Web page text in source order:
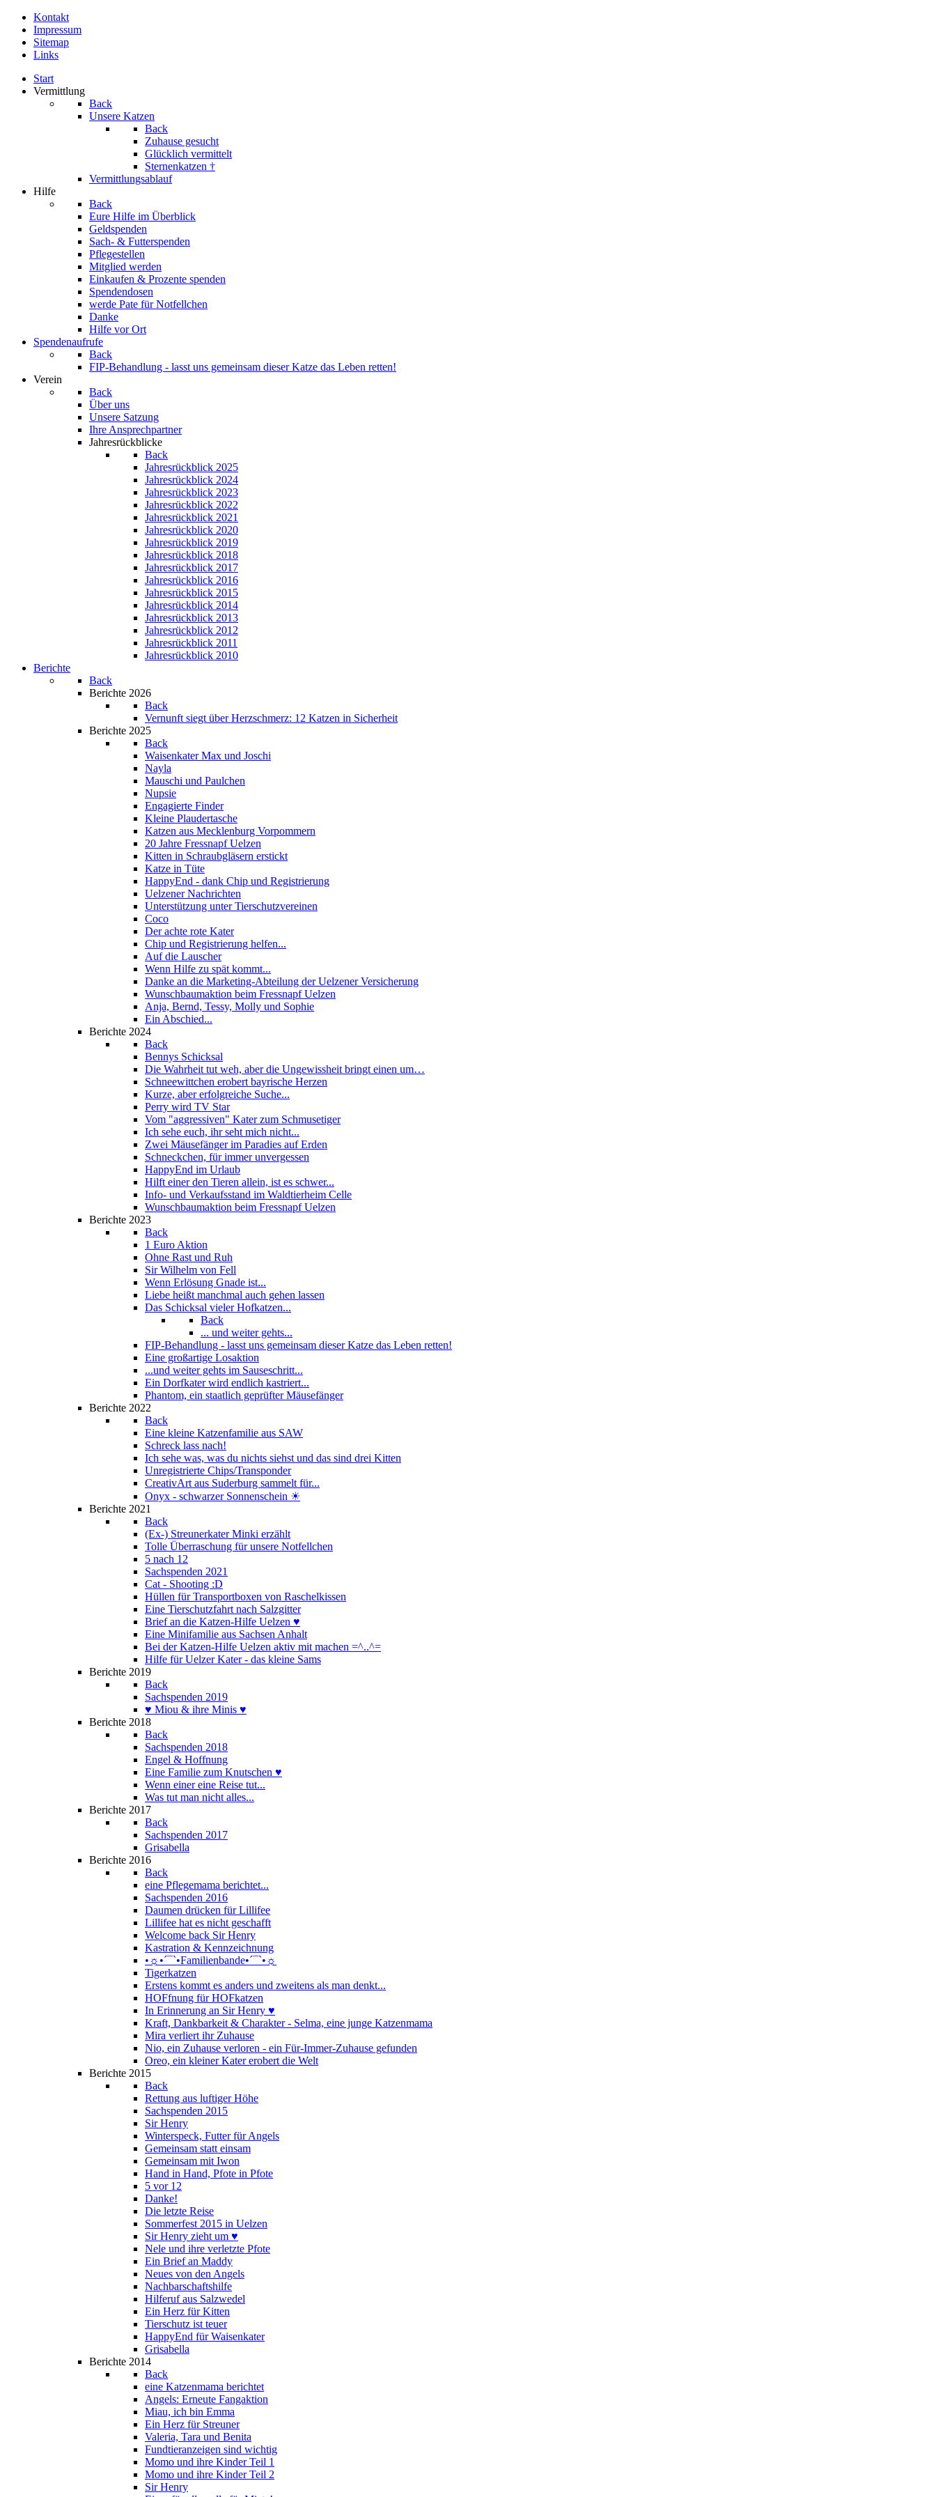
Kontakt
Impressum
Sitemap
Links
Start
Vermittlung
Back
Unsere Katzen
Back
Zuhause gesucht
Glücklich vermittelt
Sternenkatzen †
Vermittlungsablauf
Hilfe
Back
Eure Hilfe im Überblick
Geldspenden
Sach- & Futterspenden
Pflegestellen
Mitglied werden
Einkaufen & Prozente spenden
Spendendosen
werde Pate für Notfellchen
Danke
Hilfe vor Ort
Spendenaufrufe
Back
FIP-Behandlung - lasst uns gemeinsam dieser Katze das Leben retten!
Verein
Back
Über uns
Unsere Satzung
Ihre Ansprechpartner
Jahresrückblicke
Back
Jahresrückblick 2025
Jahresrückblick 2024
Jahresrückblick 2023
Jahresrückblick 2022
Jahresrückblick 2021
Jahresrückblick 2020
Jahresrückblick 2019
Jahresrückblick 2018
Jahresrückblick 2017
Jahresrückblick 2016
Jahresrückblick 2015
Jahresrückblick 2014
Jahresrückblick 2013
Jahresrückblick 2012
Jahresrückblick 2011
Jahresrückblick 2010
Berichte
Back
Berichte 2026
Back
Vernunft siegt über Herzschmerz: 12 Katzen in Sicherheit
Berichte 2025
Back
Waisenkater Max und Joschi
Nayla
Mauschi und Paulchen
Nupsie
Engagierte Finder
Kleine Plaudertasche
Katzen aus Mecklenburg Vorpommern
20 Jahre Fressnapf Uelzen
Kitten in Schraubgläsern erstickt
Katze in Tüte
HappyEnd - dank Chip und Registrierung
Uelzener Nachrichten
Unterstützung unter Tierschutzvereinen
Coco
Der achte rote Kater
Chip und Registrierung helfen...
Auf die Lauscher
Wenn Hilfe zu spät kommt...
Danke an die Marketing-Abteilung der Uelzener Versicherung
Wunschbaumaktion beim Fressnapf Uelzen
Anja, Bernd, Tessy, Molly und Sophie
Ein Abschied...
Berichte 2024
Back
Bennys Schicksal
Die Wahrheit tut weh, aber die Ungewissheit bringt einen um…
Schneewittchen erobert bayrische Herzen
Kurze, aber erfolgreiche Suche...
Perry wird TV Star
Vom "aggressiven" Kater zum Schmusetiger
Ich sehe euch, ihr seht mich nicht...
Zwei Mäusefänger im Paradies auf Erden
Schneckchen, für immer unvergessen
HappyEnd im Urlaub
Hilft einer den Tieren allein, ist es schwer...
Info- und Verkaufsstand im Waldtierheim Celle
Wunschbaumaktion beim Fressnapf Uelzen
Berichte 2023
Back
1 Euro Aktion
Ohne Rast und Ruh
Sir Wilhelm von Fell
Wenn Erlösung Gnade ist...
Liebe heißt manchmal auch gehen lassen
Das Schicksal vieler Hofkatzen...
Back
... und weiter gehts...
FIP-Behandlung - lasst uns gemeinsam dieser Katze das Leben retten!
Eine großartige Losaktion
...und weiter gehts im Sauseschritt...
Ein Dorfkater wird endlich kastriert...
Phantom, ein staatlich geprüfter Mäusefänger
Berichte 2022
Back
Eine kleine Katzenfamilie aus SAW
Schreck lass nach!
Ich sehe was, was du nichts siehst und das sind drei Kitten
Unregistrierte Chips/Transponder
CreativArt aus Suderburg sammelt für...
Onyx - schwarzer Sonnenschein ☀
Berichte 2021
Back
(Ex-) Streunerkater Minki erzählt
Tolle Überraschung für unsere Notfellchen
5 nach 12
Sachspenden 2021
Cat - Shooting :D
Hüllen für Transportboxen von Raschelkissen
Eine Tierschutzfahrt nach Salzgitter
Brief an die Katzen-Hilfe Uelzen ♥
Eine Minifamilie aus Sachsen Anhalt
Bei der Katzen-Hilfe Uelzen aktiv mit machen =^..^=
Hilfe für Uelzer Kater - das kleine Sams
Berichte 2019
Back
Sachspenden 2019
♥ Miou & ihre Minis ♥
Berichte 2018
Back
Sachspenden 2018
Engel & Hoffnung
Eine Familie zum Knutschen ♥
Wenn einer eine Reise tut...
Was tut man nicht alles...
Berichte 2017
Back
Sachspenden 2017
Grisabella
Berichte 2016
Back
eine Pflegemama berichtet...
Sachspenden 2016
Daumen drücken für Lillifee
Lillifee hat es nicht geschafft
Welcome back Sir Henry
Kastration & Kennzeichnung
•☼•´¯`•Familienbande•´¯`•☼
Tigerkatzen
Erstens kommt es anders und zweitens als man denkt...
HOFfnung für HOFkatzen
In Erinnerung an Sir Henry ♥
Kraft, Dankbarkeit & Charakter - Selma, eine junge Katzenmama
Mira verliert ihr Zuhause
Nio, ein Zuhause verloren - ein Für-Immer-Zuhause gefunden
Oreo, ein kleiner Kater erobert die Welt
Berichte 2015
Back
Rettung aus luftiger Höhe
Sachspenden 2015
Sir Henry
Winterspeck, Futter für Angels
Gemeinsam statt einsam
Gemeinsam mit Iwon
Hand in Hand, Pfote in Pfote
5 vor 12
Danke!
Die letzte Reise
Sommerfest 2015 in Uelzen
Sir Henry zieht um ♥
Nele und ihre verletzte Pfote
Ein Brief an Maddy
Neues von den Angels
Nachbarschaftshilfe
Hilferuf aus Salzwedel
Ein Herz für Kitten
Tierschutz ist teuer
HappyEnd für Waisenkater
Grisabella
Berichte 2014
Back
eine Katzenmama berichtet
Angels: Erneute Fangaktion
Miau, ich bin Emma
Ein Herz für Streuner
Valeria, Tara und Benita
Fundtieranzeigen sind wichtig
Momo und ihre Kinder Teil 1
Momo und ihre Kinder Teil 2
Sir Henry